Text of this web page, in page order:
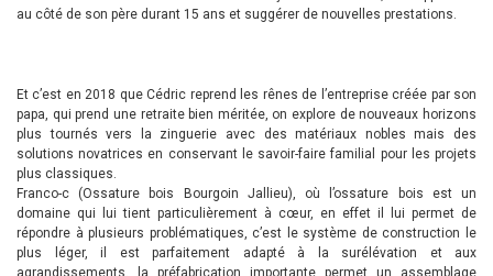
au côté de son père durant 15 ans et suggérer de nouvelles prestations.
Et c’est en 2018 que Cédric reprend les rênes de l’entreprise créée par son
papa, qui prend une retraite bien méritée, on explore de nouveaux horizons
plus tournés vers la zinguerie avec des matériaux nobles mais des
solutions novatrices en conservant le savoir-faire familial pour les projets
plus classiques.
Franco-c (Ossature bois Bourgoin Jallieu), où l’ossature bois est un
domaine qui lui tient particulièrement à cœur, en effet il lui permet de
répondre à plusieurs problématiques, c’est le système de construction le
plus léger, il est parfaitement adapté à la surélévation et aux
agrandissements, la préfabrication importante permet un assemblage